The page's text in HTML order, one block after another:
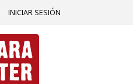
INICIAR SESIÓN